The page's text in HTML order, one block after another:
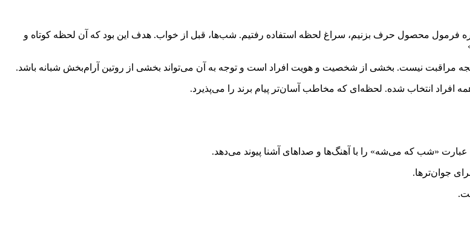
فرمول محصول حرف بزنیم، سراغ لحظه استفاده رفتیم. شب‌ها، قبل از خواب. هدف این بود که آن لحظه کوتاه و
مراقبت نیست. بخشی از شخصیت و هویت افراد است و توجه به آن می‌تواند بخشی از روتین آرام‌بخش شبانه باشد.
افراد انتخاب شده. لحظه‌ای که مخاطب آسان‌تر پیام برند را می‌پذیرد.
«شب که می‌شه» را با آهنگ‌ها و صداهای آشنا پیوند می‌دهد.
جوان‌ترها.